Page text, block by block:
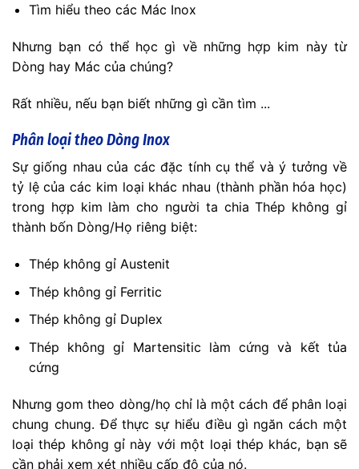
Tìm hiểu theo các Mác Inox
Nhưng bạn có thể học gì về những hợp kim này từ
Dòng hay Mác của chúng?
Rất nhiều, nếu bạn biết những gì cần tìm ...
Phân loại theo Dòng Inox
Sự giống nhau của các đặc tính cụ thể và ý tưởng về
tỷ lệ của các kim loại khác nhau (thành phần hóa học)
trong hợp kim làm cho người ta chia Thép không gỉ
thành bốn Dòng/Họ riêng biệt:
Thép không gỉ Austenit
Thép không gỉ Ferritic
Thép không gỉ Duplex
Thép không gỉ Martensitic làm cứng và kết tủa
cứng
Nhưng gom theo dòng/họ chỉ là một cách để phân loại
chung chung. Để thực sự hiểu điều gì ngăn cách một
loại thép không gỉ này với một loại thép khác, bạn sẽ
cần phải xem xét nhiều cấp độ của nó.